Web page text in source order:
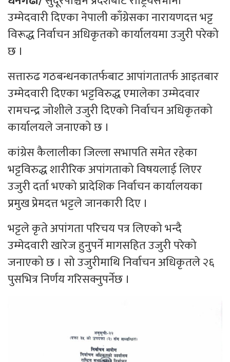
उम्मेदवारी दिएका नेपाली काँग्रेसका नारायणदत्त भट्ट
विरूद्ध निर्वाचन अधिकृतको कार्यालयमा उजुरी परेको
छ ।
सत्तारुढ गठबन्धनकातर्फबाट आपांगतातर्फ आइतबार
उम्मेदवारी दिएका भट्टविरुद्ध एमालेका उम्मेदवार
रामचन्द्र जोशीले उजुरी दिएको निर्वाचन अधिकृतको
कार्यालयले जनाएको छ ।
कांग्रेस कैलालीका जिल्ला सभापति समेत रहेका
भट्टविरुद्ध शारीरिक अपांगताको विषयलाई लिएर
उजुरी दर्ता भएको प्रादेशिक निर्वाचन कार्यालयका
प्रमुख प्रेमदत्त भट्टले जानकारी दिए ।
भट्टले कृते अपांगता परिचय पत्र लिएको भन्दै
उम्मेदवारी खारेज हुनुपर्ने मागसहित उजुरी परेको
जनाएको छ । सो उजुरीमाथि निर्वाचन अधिकृतले २६
पुसभित्र निर्णय गरिसक्नुपर्नेछ ।